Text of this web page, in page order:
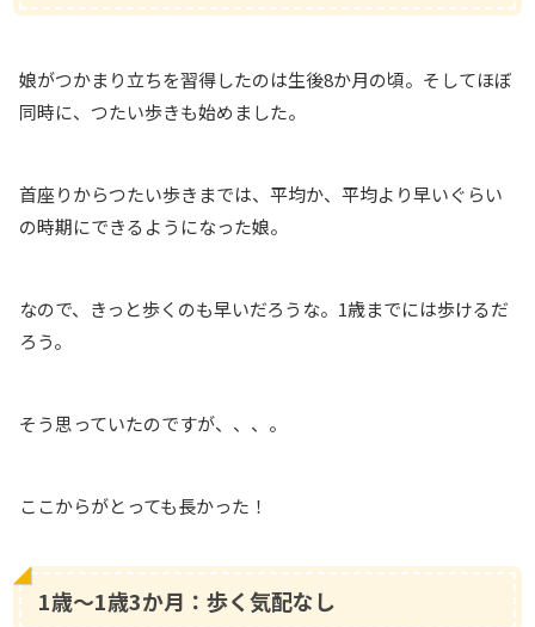
娘がつかまり立ちを習得したのは生後8か月の頃。そしてほぼ
同時に、つたい歩きも始めました。
首座りからつたい歩きまでは、平均か、平均より早いぐらい
の時期にできるようになった娘。
なので、きっと歩くのも早いだろうな。1歳までには歩けるだ
ろう。
そう思っていたのですが、、、。
ここからがとっても長かった！
1歳〜1歳3か月：歩く気配なし